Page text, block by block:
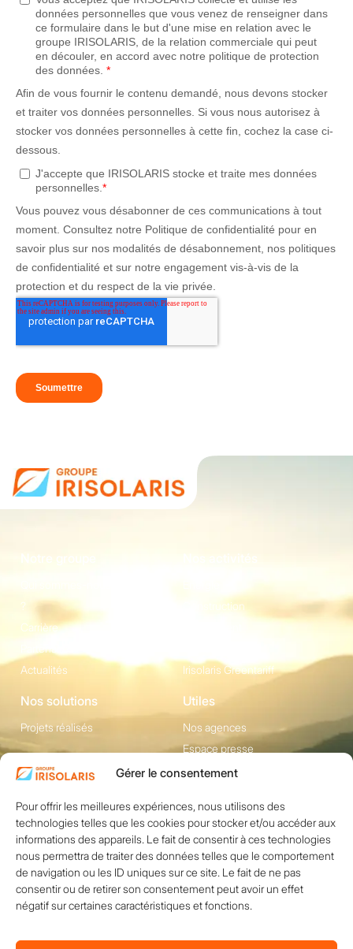
Gérer le consentement
Pour offrir les meilleures expériences, nous utilisons des
technologies telles que les cookies pour stocker et/ou accéder aux
informations des appareils. Le fait de consentir à ces technologies
nous permettra de traiter des données telles que le comportement
de navigation ou les ID uniques sur ce site. Le fait de ne pas
consentir ou de retirer son consentement peut avoir un effet
négatif sur certaines caractéristiques et fonctions.
Notre groupe
?
Carrière
Partenaires
Actualités
Nos activités
Construction
Irisolaris Greentariff
Nos solutions
Projets réalisés
Utiles
Nos agences
Espace presse
Contact
1200 avenue Olivier
Perroy, Bât. F -
13790 ROUSSET
+33 (0)4 84 49 24
20
Nous contacter
Réseaux sociaux